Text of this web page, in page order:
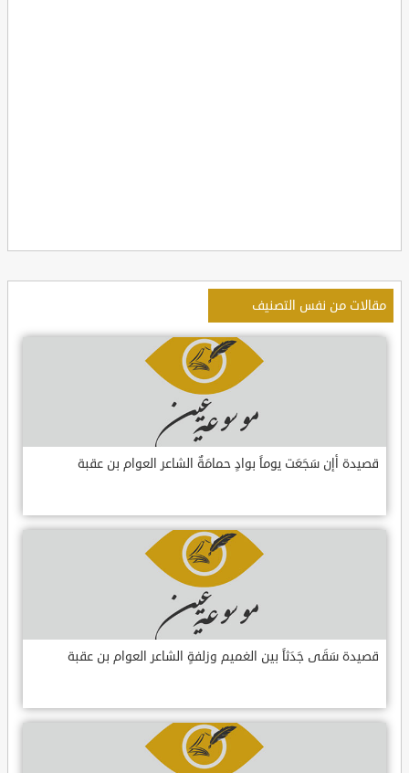
مقالات من نفس التصنيف
قصيدة أإن سَجَعَت يوماً بوادٍ حمامَةٌ الشاعر العوام بن عقبة
قصيدة سَقَى جَدَثاً بين الغميم وزلفةٍ الشاعر العوام بن عقبة